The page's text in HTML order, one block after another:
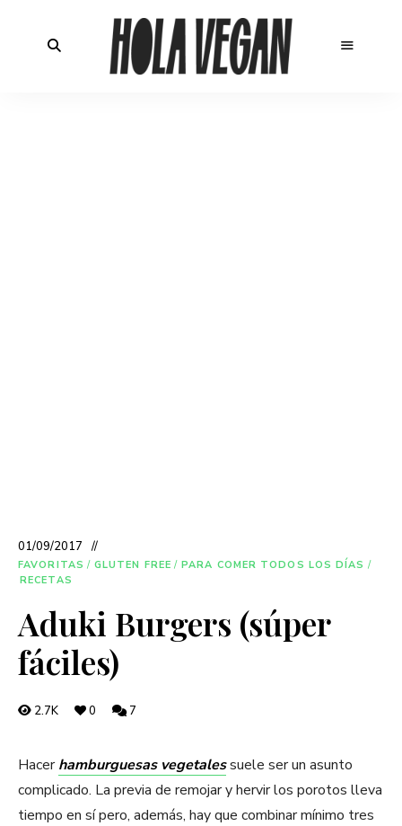
01/09/2017
FAVORITAS / GLUTEN FREE / PARA COMER TODOS LOS DÍAS /
RECETAS
Aduki Burgers (súper
fáciles)
2.7K 0 7
Hacerhamburguesas vegetalessuele ser un asunto
complicado. La previa de remojar y hervir los porotos lleva
tiempo en sí pero, además, hay que combinar mínimo tres